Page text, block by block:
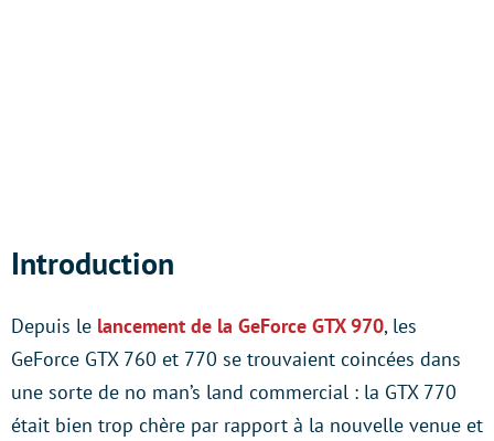
Introduction
Depuis le lancement de la GeForce GTX 970, les
GeForce GTX 760 et 770 se trouvaient coincées dans
une sorte de no man’s land commercial : la GTX 770
était bien trop chère par rapport à la nouvelle venue et